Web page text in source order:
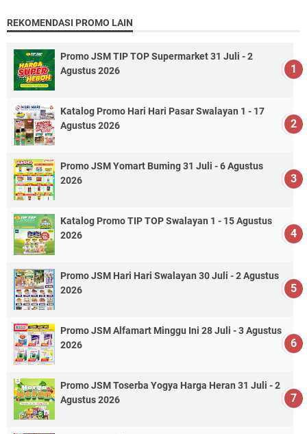
REKOMENDASI PROMO LAIN
Promo JSM TIP TOP Supermarket 31 Juli - 2
Agustus 2026
Katalog Promo Hari Hari Pasar Swalayan 1 - 17
Agustus 2026
Promo JSM Yomart Buming 31 Juli - 6 Agustus
2026
Katalog Promo TIP TOP Swalayan 1 - 15 Agustus
2026
Promo JSM Hari Hari Swalayan 30 Juli - 2 Agustus
2026
Promo JSM Alfamart Minggu Ini 28 Juli - 3 Agustus
2026
Promo JSM Toserba Yogya Harga Heran 31 Juli - 2
Agustus 2026